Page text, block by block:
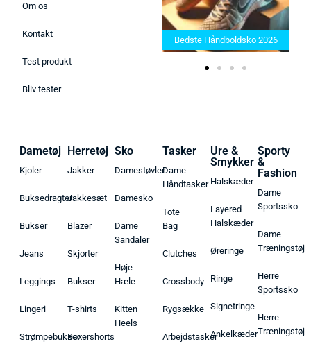
Om os
Kontakt
Test produkt
Bliv tester
Bedste Saunatæppe 2025 –
Find de bedste produkter her!
Bedste Håndboldsko 2026
Dametøj
Kjoler
Buksedragter
Bukser
Jeans
Leggings
Lingeri
Strømpebukser
Herretøj
Jakker
Jakkesæt
Blazer
Skjorter
Bukser
T-shirts
Boxershorts
Sko
Damestøvler
Damesko
Dame
Sandaler
Høje
Hæle
Kitten
Heels
Tasker
Dame
Håndtasker
Tote
Bag
Clutches
Crossbody
Rygsække
Arbejdstasker
Ure &
Smykker
Halskæder
Layered
Halskæder
Øreringe
Ringe
Signetringe
Ankelkæder
Sporty
&
Fashion
Dame
Sportssko
Dame
Træningstøj
Herre
Sportssko
Herre
Træningstøj